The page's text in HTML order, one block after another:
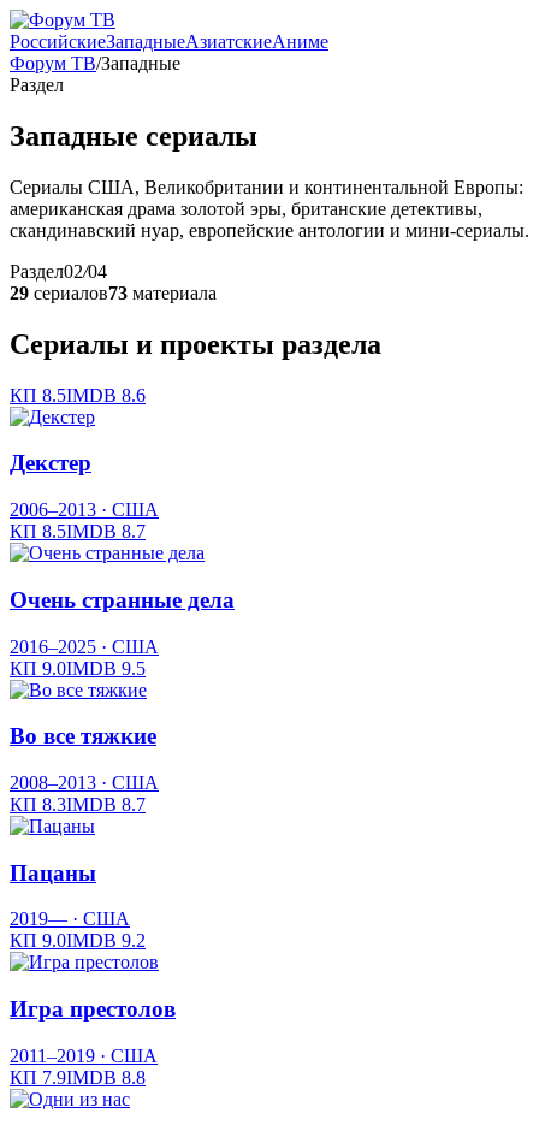
РоссийскиеЗападныеАзиатскиеАниме
Форум ТВ/Западные
Раздел
Западные сериалы
Сериалы США, Великобритании и континентальной Европы:
американская драма золотой эры, британские детективы,
скандинавский нуар, европейские антологии и мини-сериалы.
Раздел02/04
29 сериалов73 материала
Сериалы и проекты раздела
КП 8.5IMDB 8.6
Декстер
2006–2013 · США
КП 8.5IMDB 8.7
Очень странные дела
2016–2025 · США
КП 9.0IMDB 9.5
Во все тяжкие
2008–2013 · США
КП 8.3IMDB 8.7
Пацаны
2019— · США
КП 9.0IMDB 9.2
Игра престолов
2011–2019 · США
КП 7.9IMDB 8.8